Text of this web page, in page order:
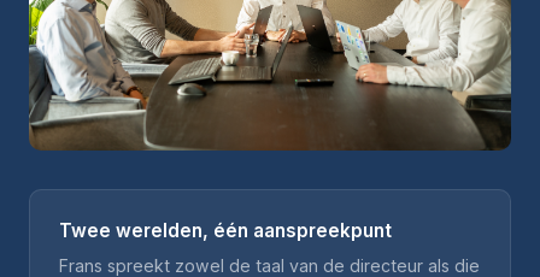
Twee werelden, één aanspreekpunt
Frans spreekt zowel de taal van de directeur als die